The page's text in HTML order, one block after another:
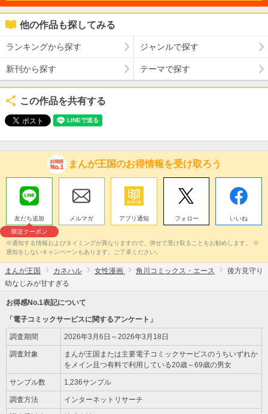
他の作品も探してみる
ランキングから探す ジャンルで探す
新刊から探す テーマで探す
この作品を共有する
まんが王国のお得情報を受け取ろう
友だち追加
限定クーポン
メルマガ アプリ通知 フォロー いいね
※通知する情報およびタイミングが異なりますので、併せて受け取ることをお勧めします。 ※
通知をしないキャンペーンもあります。ご了承ください。
まんが王国 カネハル 女性漫画 角川コミックス・エース
後方見守り
幼なじみが甘すぎる
お得感No.1表記について
「電子コミックサービスに関するアンケート」
調査期間 2026年3月6日～2026年3月18日
調査対象
まんが王国または主要電子コミックサービスのうちいずれか
をメイン且つ有料で利用している20歳～69歳の男女
サンプル数 1,236サンプル
調査方法 インターネットリサーチ